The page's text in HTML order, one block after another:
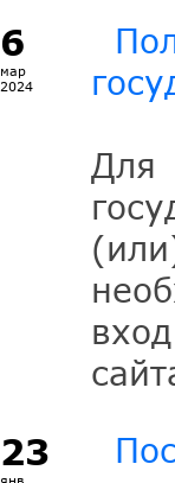
6
мар
2024
Для
23